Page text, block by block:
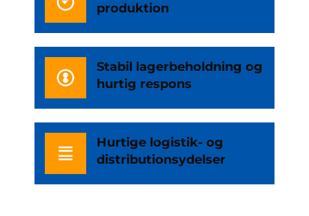
produktion
Stabil lagerbeholdning og
hurtig respons
Hurtige logistik- og
distributionsydelser